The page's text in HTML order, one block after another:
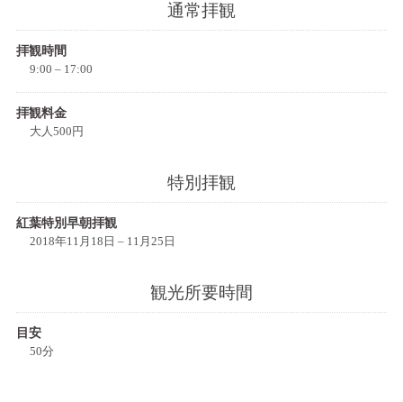
通常拝観
拝観時間
9:00 – 17:00
拝観料金
大人500円
特別拝観
紅葉特別早朝拝観
2018年11月18日 – 11月25日
観光所要時間
目安
50分